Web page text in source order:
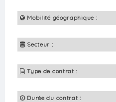
Mobilité géographique :
Secteur :
Type de contrat :
Durée du contrat :